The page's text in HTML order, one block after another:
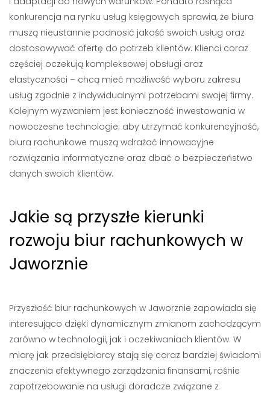
konkurencja na rynku usług księgowych sprawia, że biura
muszą nieustannie podnosić jakość swoich usług oraz
dostosowywać ofertę do potrzeb klientów. Klienci coraz
częściej oczekują kompleksowej obsługi oraz
elastyczności – chcą mieć możliwość wyboru zakresu
usług zgodnie z indywidualnymi potrzebami swojej firmy.
Kolejnym wyzwaniem jest konieczność inwestowania w
nowoczesne technologie; aby utrzymać konkurencyjność,
biura rachunkowe muszą wdrażać innowacyjne
rozwiązania informatyczne oraz dbać o bezpieczeństwo
danych swoich klientów.
Jakie są przyszłe kierunki
rozwoju biur rachunkowych w
Jaworznie
Przyszłość biur rachunkowych w Jaworznie zapowiada się
interesująco dzięki dynamicznym zmianom zachodzącym
zarówno w technologii, jak i oczekiwaniach klientów. W
miarę jak przedsiębiorcy stają się coraz bardziej świadomi
znaczenia efektywnego zarządzania finansami, rośnie
zapotrzebowanie na usługi doradcze związane z